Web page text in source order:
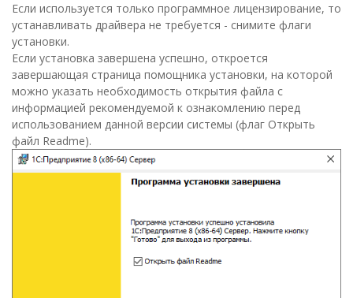
Если используется только программное лицензирование, то
устанавливать драйвера не требуется - снимите флаги
установки.
Если установка завершена успешно, откроется
завершающая страница помощника установки, на которой
можно указать необходимость открытия файла с
информацией рекомендуемой к ознакомлению перед
использованием данной версии системы (флаг Открыть
файл Readme).